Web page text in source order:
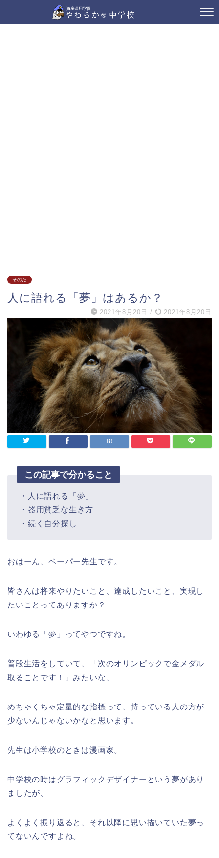
そのた
人に語れる「夢」はあるか？
2021年8月20日 / 2021年8月20日
この記事で分かること
・人に語れる「夢」
・器用貧乏な生き方
・続く自分探し
おはーん、ペーパー先生です。
皆さんは将来やりたいこと、達成したいこと、実現し
たいことってありますか？
いわゆる「夢」ってやつですね。
普段生活をしていて、「次のオリンピックで金メダル
取ることです！」みたいな、
めちゃくちゃ定量的な指標って、持っている人の方が
少ないんじゃないかなと思います。
先生は小学校のときは漫画家。
中学校の時はグラフィックデザイナーという夢があり
ましたが、
よくよく振り返ると、それ以降に思い描いていた夢っ
てないんですよね。